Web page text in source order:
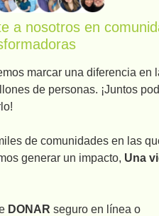
a nosotros en
marcar una diferencia en
de personas. ¡Juntos
de comunidades en las
generar un impacto, Una
DONAR seguro en línea o